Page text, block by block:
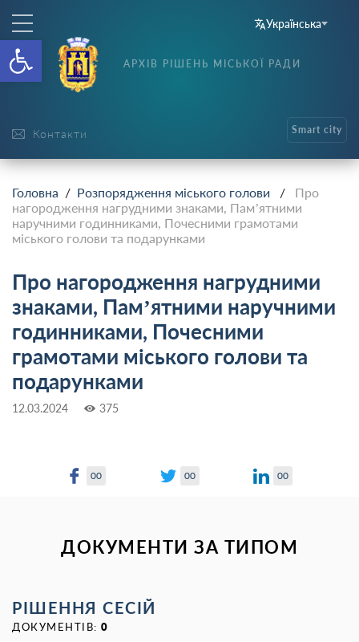
Відкрити Панель
Українська
Контакти
АРХІВ РІШЕНЬ МІСЬКОЇ РАДИ
Smart city
Головна / Розпорядження міського голови / Про
нагородження нагрудними знаками, Пам’ятними
наручними годинниками, Почесними грамотами
міського голови та подарунками
Про нагородження нагрудними
знаками, Пам’ятними наручними
годинниками, Почесними
грамотами міського голови та
подарунками
12.03.2024 375
00 00 00
ДОКУМЕНТИ ЗА ТИПОМ
РІШЕННЯ СЕСІЙ
ДОКУМЕНТІВ: 0